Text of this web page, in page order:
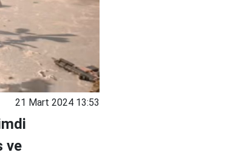
21 Mart 2024 13:53
ve